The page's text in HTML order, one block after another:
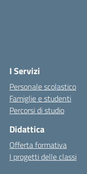
I Servizi
Personale scolastico
Famiglie e studenti
Percorsi di studio
Didattica
Offerta formativa
I progetti delle classi